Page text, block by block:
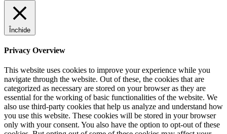
Închide
Privacy Overview
This website uses cookies to improve your experience while you
navigate through the website. Out of these, the cookies that are
categorized as necessary are stored on your browser as they are
essential for the working of basic functionalities of the website. We
also use third-party cookies that help us analyze and understand how
you use this website. These cookies will be stored in your browser
only with your consent. You also have the option to opt-out of these